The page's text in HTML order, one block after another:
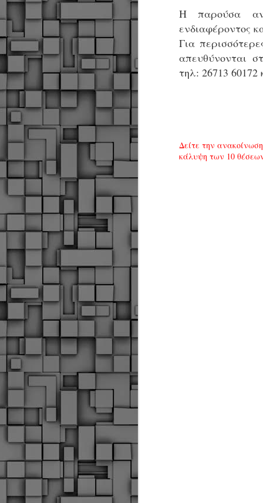
Η παρούσα
ενδιαφέροντος
Για
απευθύνονται
τηλ: 26713 60172
Δείτε την
κάλυψη των 10